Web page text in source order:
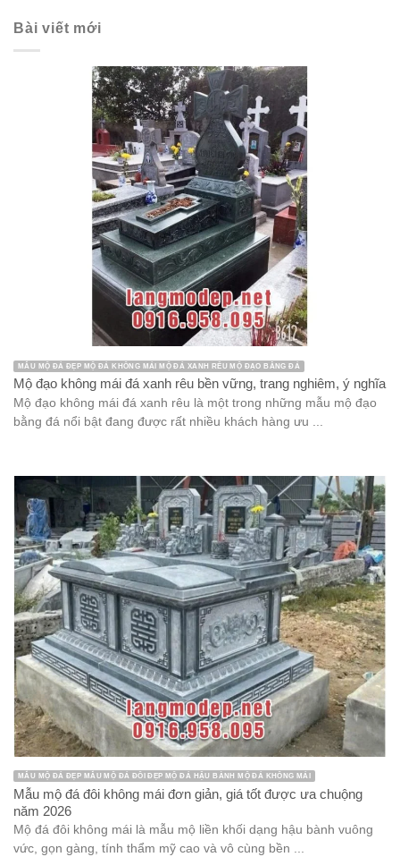
Bài viết mới
MẪU MỘ ĐÁ ĐẸP MỘ ĐÁ KHÔNG MÁI MỘ ĐÁ XANH RÊU MỘ ĐẠO BẰNG ĐÁ
Mộ đạo không mái đá xanh rêu bền vững, trang nghiêm, ý nghĩa
Mộ đạo không mái đá xanh rêu là một trong những mẫu mộ đạo
bằng đá nổi bật đang được rất nhiều khách hàng ưu ...
MẪU MỘ ĐÁ ĐẸP MẪU MỘ ĐÁ ĐÔI ĐẸP MỘ ĐÁ HẬU BÀNH MỘ ĐÁ KHÔNG MÁI
Mẫu mộ đá đôi không mái đơn giản, giá tốt được ưa chuộng
năm 2026
Mộ đá đôi không mái là mẫu mộ liền khối dạng hậu bành vuông
vức, gọn gàng, tính thẩm mỹ cao và vô cùng bền ...